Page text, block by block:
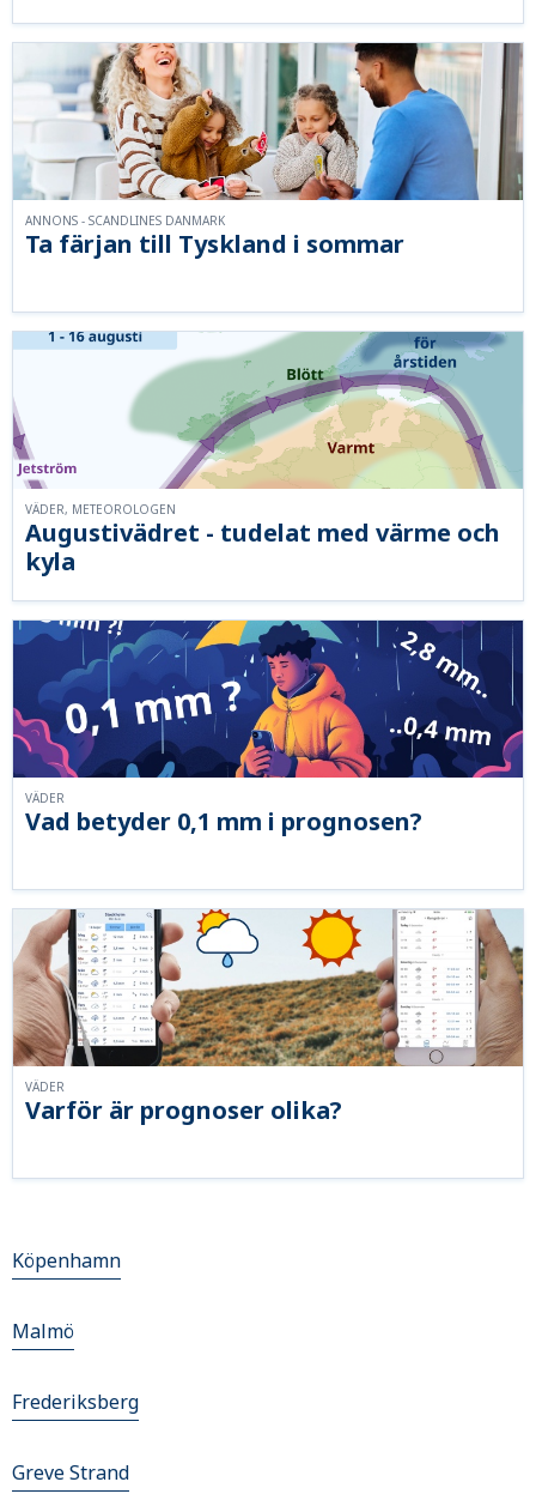
Ta färjan till Tyskland i sommar
ANNONS - SCANDLINES DANMARK
Augustivädret - tudelat med värme och
kyla
VÄDER, METEOROLOGEN
Vad betyder 0,1 mm i prognosen?
VÄDER
Varför är prognoser olika?
VÄDER
Köpenhamn
Malmö
Frederiksberg
Greve Strand